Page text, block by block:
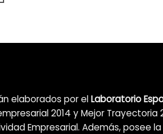
elaborados por elLaboratorio
2014 y Mejor Trayectoria
Empresarial. Además, posee la